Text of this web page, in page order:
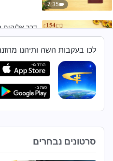
7:35
7:02
דבר אלוהים
אלוהים –
דבר אלוהים
אלוהים –
8:21
דבר אלוהים
לכו בעקבות השה ותיהנו
סרטונים נבחרים